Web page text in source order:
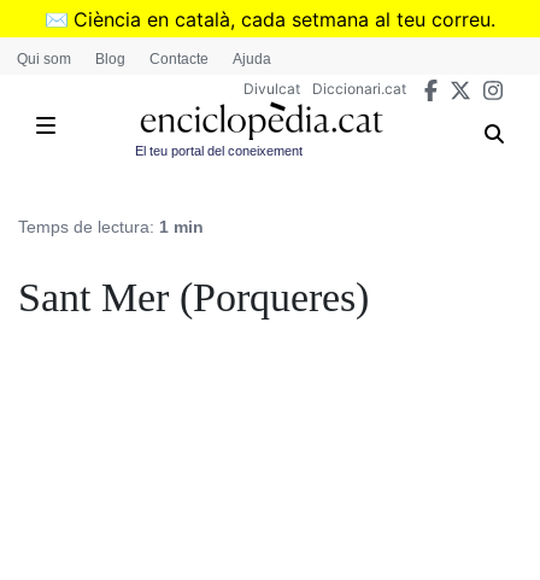
Vés
✉️ Ciència en català, cada setmana al teu correu.
➜Subscriu-te al butlletí de Divulcat
Qui som Blog Contacte Ajuda
Divulcat Diccionari.cat
El teu portal del coneixement
Temps de lectura: 1 min
Sant Mer (Porqueres)